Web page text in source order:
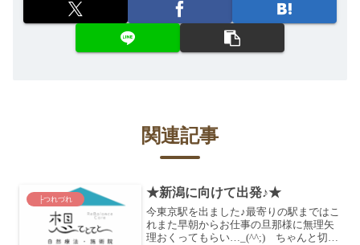
関連記事
├つれづれ ★新潟に向けて出発♪★
今東京駅を出ました♪最寄りの駅まではこ
れまた早朝からお仕事の旦那様に無理矢
理おくってもらい…_(^^;)ゞちゃんと切符